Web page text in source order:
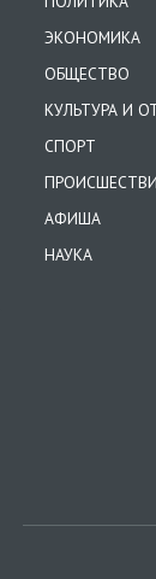
ЭКОНОМИКА
ОБЩЕСТВО
КУЛЬТУРА И
СПОРТ
АФИША
НАУКА